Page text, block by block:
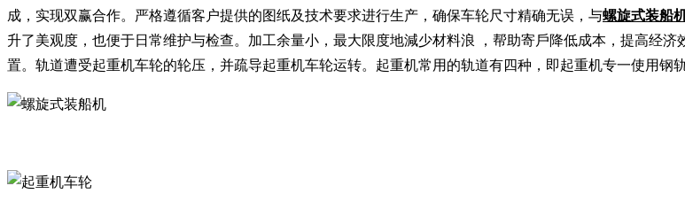
成，实现双赢合作。严格遵循客户提供的图纸及技术要求进行生产，确保车轮尺寸精确无误，与螺旋式装船
升了美观度，也便于日常维护与检查。加工余量小，最大限度地減少材料浪 ，帮助寄戶降低成本，提高经
置。轨道遭受起重机车轮的轮压，并疏导起重机车轮运转。起重机常用的轨道有四种，即起重机专一使用钢